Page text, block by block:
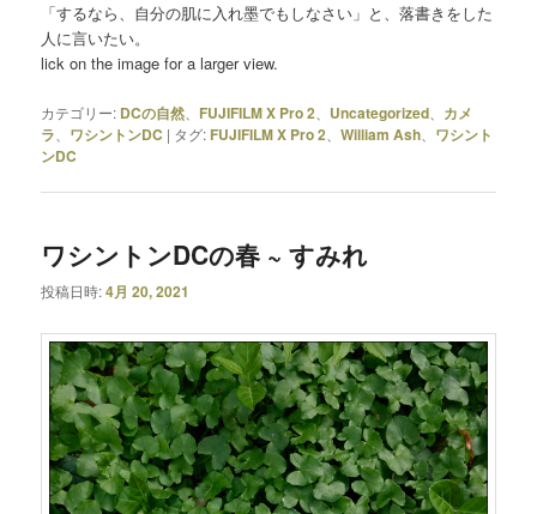
「するなら、自分の肌に入れ墨でもしなさい」と、落書きをした
人に言いたい。
lick on the image for a larger view.
カテゴリー: DCの自然 FUJIFILM X Pro 2 Uncategorized
カメ
ラ
ワシントンDC | タグ: FUJIFILM X Pro 2 、William Ash
ワシント
ンDC
ワシントンDCの春 ~ すみれ
投稿日時:4月 20, 2021